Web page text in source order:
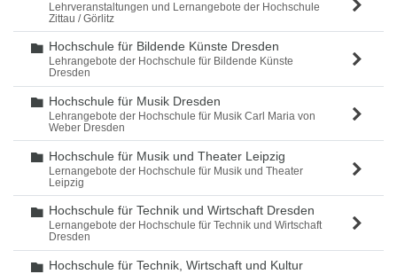
Lehrveranstaltungen und Lernangebote der Hochschule
Zittau / Görlitz
Ordner
Hochschule für Bildende Künste Dresden
Lehrangebote der Hochschule für Bildende Künste
Dresden
Ordner
Hochschule für Musik Dresden
Lehrangebote der Hochschule für Musik Carl Maria von
Weber Dresden
Ordner
Hochschule für Musik und Theater Leipzig
Lernangebote der Hochschule für Musik und Theater
Leipzig
Ordner
Hochschule für Technik und Wirtschaft Dresden
Lernangebote der Hochschule für Technik und Wirtschaft
Dresden
Ordner
Hochschule für Technik, Wirtschaft und Kultur